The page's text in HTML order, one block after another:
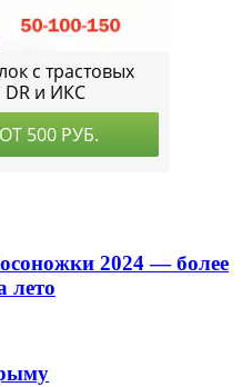
2024 — более
лето